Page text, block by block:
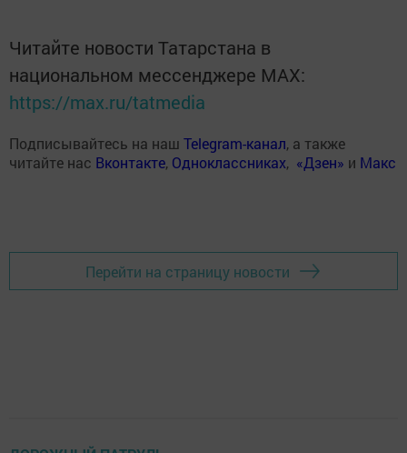
Читайте новости Татарстана в
национальном мессенджере MАХ:
https://max.ru/tatmedia
Подписывайтесь на наш Telegram-канал, а также
читайте нас Вконтакте, Одноклассниках, «Дзен» и Макс
Перейти на страницу новости